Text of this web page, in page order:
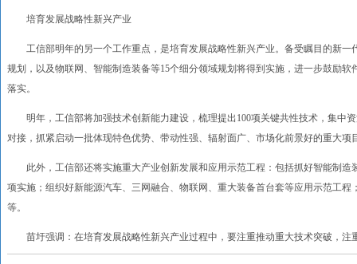
培育发展战略性新兴产业
工信部明年的另一个工作重点，是培育发展战略性新兴产业。备受瞩目的新一
规划，以及物联网、智能制造装备等15个细分领域规划将得到实施，进一步鼓励
落实。
明年，工信部将加强技术创新能力建设，梳理提出100项关键共性技术，集中
对接，抓紧启动一批体现特色优势、带动性强、辐射面广、市场化前景好的重大项
此外，工信部还将实施重大产业创新发展和应用示范工程：包括抓好智能制造
项实施；组织好新能源汽车、三网融合、物联网、重大装备首台套等应用示范工
等。
苗圩强调：在培育发展战略性新兴产业过程中，要注重推动重大技术突破，注